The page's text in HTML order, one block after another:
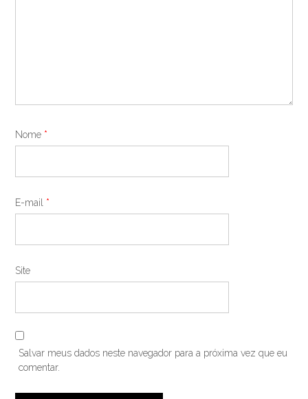
Nome *
E-mail *
Site
Salvar meus dados neste navegador para a próxima vez que eu
comentar.